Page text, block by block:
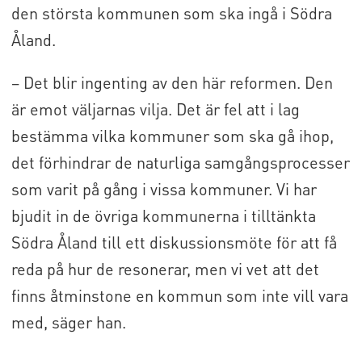
den största kommunen som ska ingå i Södra
Åland.
– Det blir ingenting av den här reformen. Den
är emot väljarnas vilja. Det är fel att i lag
bestämma vilka kommuner som ska gå ihop,
det förhindrar de naturliga samgångsprocesser
som varit på gång i vissa kommuner. Vi har
bjudit in de övriga kommunerna i tilltänkta
Södra Åland till ett diskussionsmöte för att få
reda på hur de resonerar, men vi vet att det
finns åtminstone en kommun som inte vill vara
med, säger han.